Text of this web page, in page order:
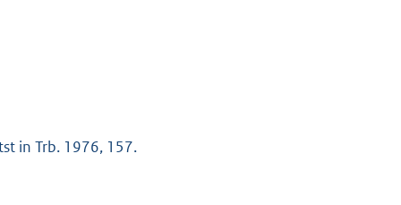
in Trb. 1976, 157.